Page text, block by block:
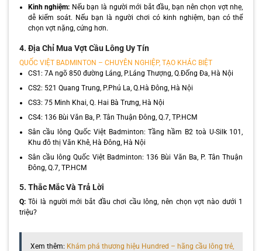
Kinh nghiệm: Nếu bạn là người mới bắt đầu, bạn nên chọn vợt nhẹ,
dễ kiểm soát. Nếu bạn là người chơi có kinh nghiệm, bạn có thể
chọn vợt nặng, cứng hơn.
4. Địa Chỉ Mua Vợt Cầu Lông Uy Tín
QUỐC VIỆT BADMINTON – CHUYÊN NGHIỆP, TẠO KHÁC BIỆT
CS1: 7A ngõ 850 đường Láng, P.Láng Thượng, Q.Đống Đa, Hà Nội
CS2: 521 Quang Trung, P.Phú La, Q.Hà Đông, Hà Nội
CS3: 75 Minh Khai, Q. Hai Bà Trưng, Hà Nội
CS4: 136 Bùi Văn Ba, P. Tân Thuận Đông, Q.7, TP.HCM
Sân cầu lông Quốc Việt Badminton: Tầng hầm B2 toà U-Silk 101,
Khu đô thị Văn Khê, Hà Đông, Hà Nội
Sân cầu lông Quốc Việt Badminton: 136 Bùi Văn Ba, P. Tân Thuận
Đông, Q.7, TP.HCM
5. Thắc Mắc Và Trả Lời
Q:Tôi là người mới bắt đầu chơi cầu lông, nên chọn vợt nào dưới 1
triệu?
Xem thêm: Khám phá thương hiệu Hundred – hãng cầu lông trẻ,